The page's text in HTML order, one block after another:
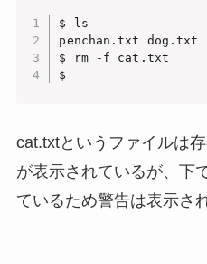
$ ls
penchan.txt dog.txt
$ rm -f cat.txt
$
cat.txtというファイルは
が表示されているが、下
ているため警告は表示さ